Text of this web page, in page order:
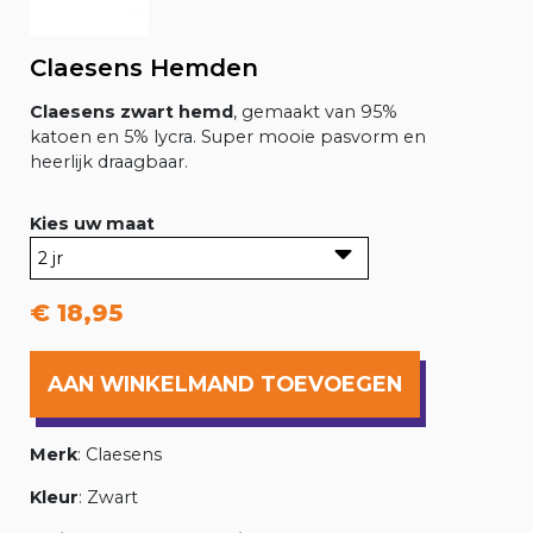
Claesens Hemden
Claesens zwart hemd, gemaakt van 95%
katoen en 5% lycra. Super mooie pasvorm en
heerlijk draagbaar.
Kies uw maat
€ 18,95
AAN WINKELMAND TOEVOEGEN
Merk: Claesens
Kleur: Zwart